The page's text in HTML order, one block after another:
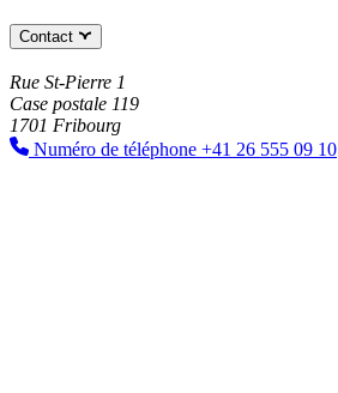
Contact
Rue St-Pierre 1
Case postale 119
1701 Fribourg
Numéro de téléphone +41 26 555 09 10